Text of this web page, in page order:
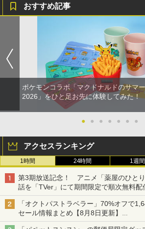
おすすめ記事
ポケモンコラボ「マクドナルドのサマ
2026」をひと足お先に体験してみた！
● ● ● ● ● ● ●
アクセスランキング
1時間 24時間 1週間
第3期放送記念！ アニメ「薬屋のひと
話を「TVer」にて期間限定で順次無料配
「オクトパストラベラー」70%オフで
セール情報まとめ【8月8日更新】
ニンテンドーeショップでは「大神 絶景